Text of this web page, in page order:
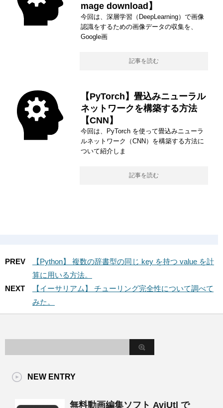
mage download】
今回は、深層学習（DeepLearning）で画像
認識をするための画像データの収集を、
Google画
記事を読む
【PyTorch】畳込みニューラル
ネットワークを構築する方法
【CNN】
今回は、PyTorch を使って畳込みニューラ
ルネットワーク（CNN）を構築する方法に
ついて紹介しま
記事を読む
PREV
【Python】 複数の辞書型の同じ key を持つ value を計
算に用いる方法。
NEXT
【イーサリアム】 チューリング完全性について調べて
みた。
NEW ENTRY
無料動画編集ソフト AviUtl で